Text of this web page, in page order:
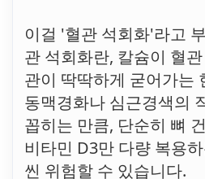
이걸 '혈관 석회화'라고
관 석회화란, 칼슘이 혈
관이 딱딱하게 굳어가는
동맥경화나 심근경색의
꼽히는 만큼, 단순히 뼈
비타민 D3만 다량 복용
씬 위험할 수 있습니다.